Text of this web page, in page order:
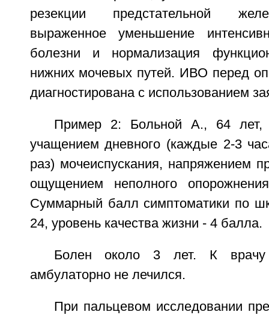
резекции предстательной
выраженное уменьшение
болезни и нормализация
нижних мочевых путей. ИВО перед
диагностирована с использованием
Пример 2: Больной А., 64 лет,
учащением дневного (каждые 2-3
раз) мочеиспускания, напряжением
ощущением неполного
Суммарный балл симптоматики по
24, уровень качества жизни - 4 балла.
Болен около 3 лет. К
амбулаторно не лечился.
При пальцевом исследовании